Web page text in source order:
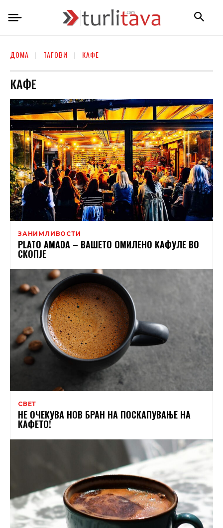
ДОМА ТАГОВИ КАФЕ
КАФЕ
ЗАНИМЛИВОСТИ
PLATO AMADA – ВАШЕТО ОМИЛЕНО КАФУЛЕ ВО
СКОПЈЕ
СВЕТ
НЕ ОЧЕКУВА НОВ БРАН НА ПОСКАПУВАЊЕ НА
КАФЕТО!